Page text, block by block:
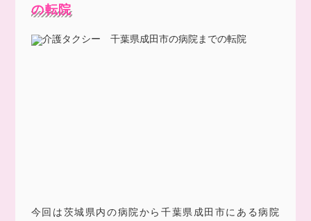
の転院
今回は茨城県内の病院から千葉県成田市にある病院